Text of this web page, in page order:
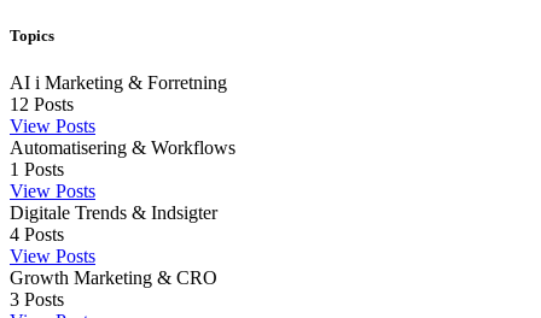
Topics
AI i Marketing & Forretning
12 Posts
View Posts
Automatisering & Workflows
1 Posts
View Posts
Digitale Trends & Indsigter
4 Posts
View Posts
Growth Marketing & CRO
3 Posts